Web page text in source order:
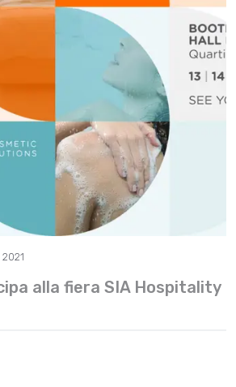
alla fiera SIA Hospitality